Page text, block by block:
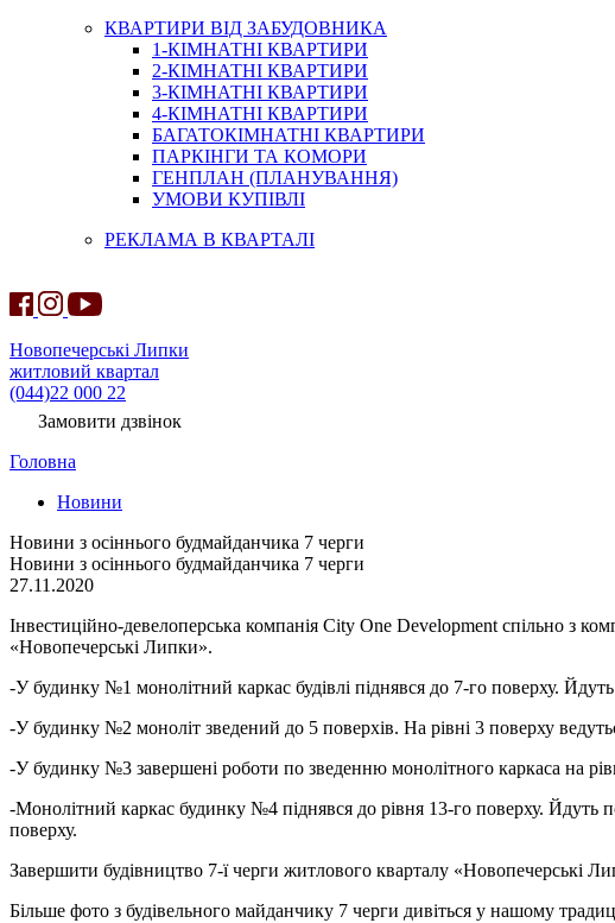
КВАРТИРИ ВІД ЗАБУДОВНИКА
1-КІМНАТНІ КВАРТИРИ
2-КІМНАТНІ КВАРТИРИ
3-КІМНАТНІ КВАРТИРИ
4-КІМНАТНІ КВАРТИРИ
БАГАТОКІМНАТНІ КВАРТИРИ
ПАРКІНГИ ТА КОМОРИ
ГЕНПЛАН (ПЛАНУВАННЯ)
УМОВИ КУПІВЛІ
РЕКЛАМА В КВАРТАЛІ
Новопечерські Липки
житловий квартал
(044)22 000 22
Замовити дзвінок
Головна
Новини
Новини з осіннього будмайданчика 7 черги
Новини з осіннього будмайданчика 7 черги
27.11.2020
Інвестиційно-девелоперська компанія City One Development спільно з
«Новопечерські Липки».
-У будинку №1 монолітний каркас будівлі піднявся до 7-го поверху.
-У будинку №2 моноліт зведений до 5 поверхів. На рівні 3 поверху
-У будинку №3 завершені роботи по зведенню монолітного каркаса на
-Монолітний каркас будинку №4 піднявся до рівня 13-го поверху. Йдуть
поверху.
Завершити будівництво 7-ї черги житлового кварталу «Новопечерські
Більше фото з будівельного майданчику 7 черги дивіться у нашому